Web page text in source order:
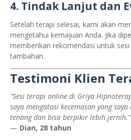
4. Tindak Lanjut dan
Setelah terapi selesai, kami akan
mengetahui kemajuan Anda. Jika
memberikan rekomendasi untuk
tambahan.
Testimoni Klien
"Sesi terapi online di Griya
saya mengatasi kecemasan yang
tenang dan bisa berpikir lebih jernih."
— Dian, 28 tahun